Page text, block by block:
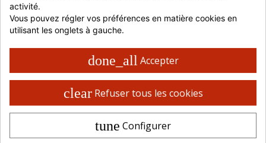
JE M'INSCRIS
Disponibilité du produit
SNACKIN MARKET
En stock
Prix dégressifs selon le montant de la commande
Montant Réduction
P. unitaire
activité.
Vous pouvez régler vos préférences en matière cookies en
utilisant les onglets à gauche.
done_all Accepter
clear Refuser tous les cookies
tune Configurer